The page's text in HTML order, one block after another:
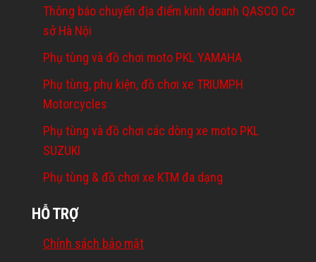
Thông báo chuyển địa điểm kinh doanh QASCO Cơ
sở Hà Nội
Phụ tùng và đồ chơi moto PKL YAMAHA
Phụ tùng, phụ kiện, đồ chơi xe TRIUMPH
Motorcycles
Phụ tùng và đồ chơi các dòng xe moto PKL
SUZUKI
Phụ tùng & đồ chơi xe KTM đa dạng
HỖ TRỢ
Chính sách bảo mật